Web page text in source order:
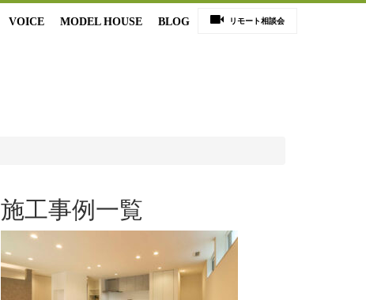
リモート相談会
VOICE MODEL HOUSE BLOG
施工事例一覧